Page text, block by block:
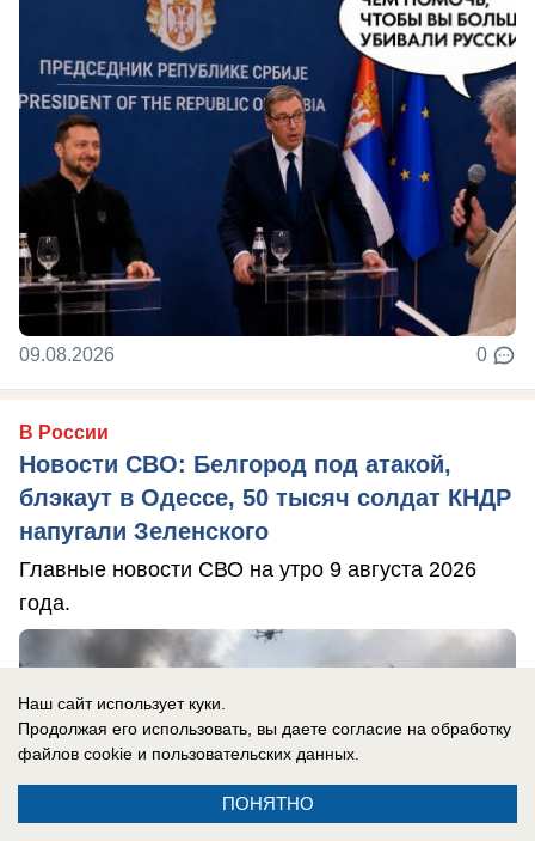
09.08.2026 0
В России
Новости СВО: Белгород под атакой,
блэкаут в Одессе, 50 тысяч солдат КНДР
напугали Зеленского
Главные новости СВО на утро 9 августа 2026
года.
Наш сайт использует куки.
Продолжая его использовать, вы даете согласие на обработку
файлов cookie и пользовательских данных.
ПОНЯТНО